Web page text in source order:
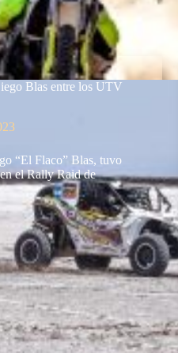
Blas entre los UTV
“El Flaco” Blas, tuvo
el Rally Raid de